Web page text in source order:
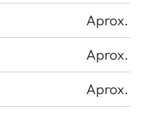
Aprox.
Aprox.
Aprox.